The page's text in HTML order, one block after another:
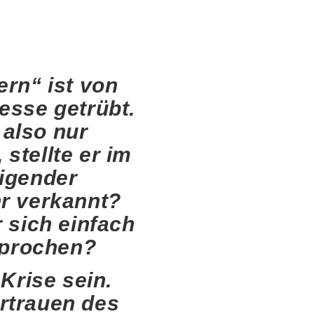
ist von
getrübt.
nur
stellte er im
verkannt?
sich einfach
sein.
des